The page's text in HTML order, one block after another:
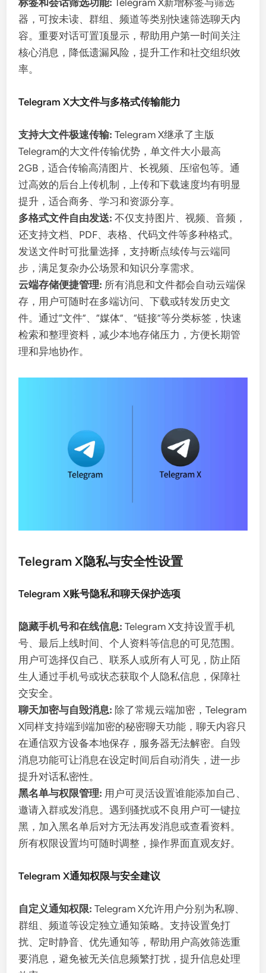
器，可按未读、群组、频道等类别快速筛选聊天内
容。重要对话可置顶显示，帮助用户第一时间关注
核心消息，降低遗漏风险，提升工作和社交组织效
率。
Telegram X大文件与多格式传输能力
支持大文件极速传输: Telegram X继承了主版
Telegram的大文件传输优势，单文件大小最高
2GB，适合传输高清图片、长视频、压缩包等。通
过高效的后台上传机制，上传和下载速度均有明显
提升，适合商务、学习和资源分享。
多格式文件自由发送: 不仅支持图片、视频、音频，
还支持文档、PDF、表格、代码文件等多种格式。
发送文件时可批量选择，支持断点续传与云端同
步，满足复杂办公场景和知识分享需求。
云端存储便捷管理: 所有消息和文件都会自动云端保
存，用户可随时在多端访问、下载或转发历史文
件。通过“文件”、“媒体”、“链接”等分类标签，快速
检索和整理资料，减少本地存储压力，方便长期管
理和异地协作。
Telegram X隐私与安全性设置
Telegram X账号隐私和聊天保护选项
隐藏手机号和在线信息: Telegram X支持设置手机
号、最后上线时间、个人资料等信息的可见范围。
用户可选择仅自己、联系人或所有人可见，防止陌
生人通过手机号或状态获取个人隐私信息，保障社
交安全。
聊天加密与自毁消息: 除了常规云端加密，Telegram
X同样支持端到端加密的秘密聊天功能，聊天内容只
在通信双方设备本地保存，服务器无法解密。自毁
消息功能可让消息在设定时间后自动消失，进一步
提升对话私密性。
黑名单与权限管理: 用户可灵活设置谁能添加自己、
邀请入群或发消息。遇到骚扰或不良用户可一键拉
黑，加入黑名单后对方无法再发消息或查看资料。
所有权限设置均可随时调整，操作界面直观友好。
Telegram X通知权限与安全建议
自定义通知权限: Telegram X允许用户分别为私聊、
群组、频道等设定独立通知策略。支持设置免打
扰、定时静音、优先通知等，帮助用户高效筛选重
要消息，避免被无关信息频繁打扰，提升信息处理